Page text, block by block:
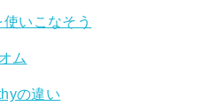
いこなそう
ム
の違い